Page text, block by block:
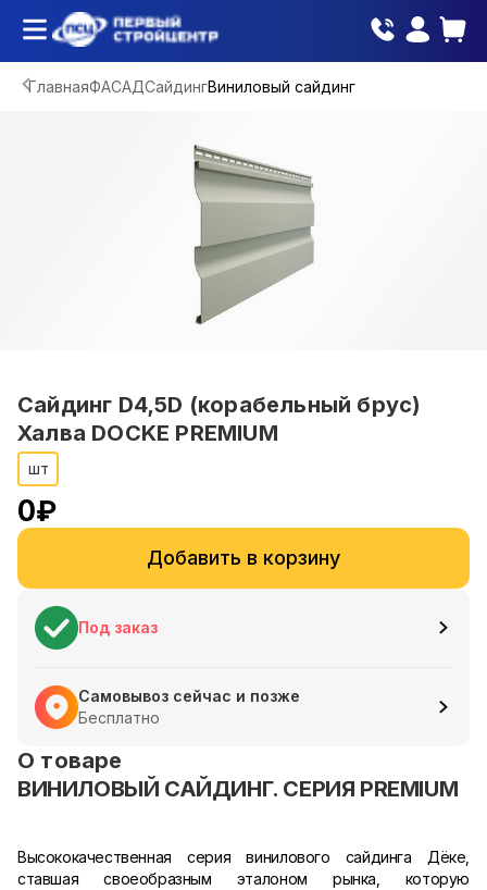
ГлавнаяФАСАДСайдингВиниловый сайдинг
Сайдинг D4,5D (корабельный брус)
Халва DOCKE PREMIUM
шт
0₽
Добавить в корзину
Под заказ
Самовывоз сейчас и позже
Бесплатно
О товаре
ВИНИЛОВЫЙ САЙДИНГ. СЕРИЯ PREMIUM
Высококачественная серия винилового сайдинга Дёке,
ставшая своеобразным эталоном рынка, которую